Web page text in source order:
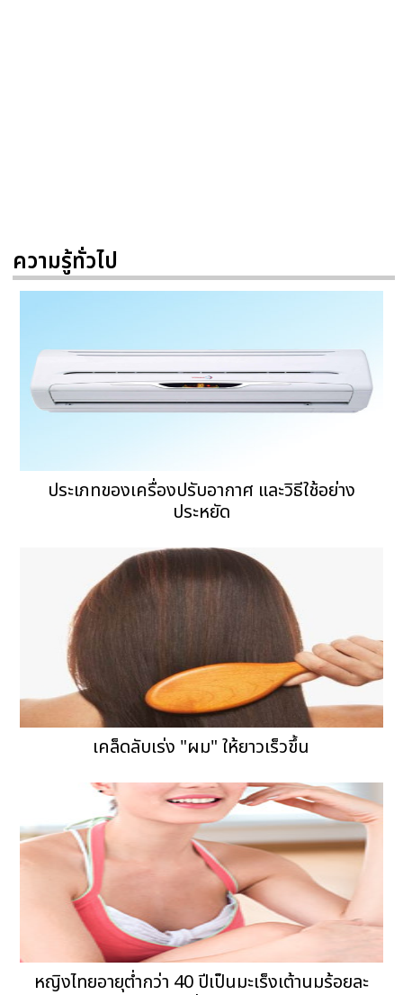
ความรู้ทั่วไป
ประเภทของเครื่องปรับอากาศ และวิธีใช้อย่าง
ประหยัด
เคล็ดลับเร่ง "ผม" ให้ยาวเร็วขึ้น
หญิงไทยอายุต่ำกว่า 40 ปีเป็นมะเร็งเต้านมร้อยละ